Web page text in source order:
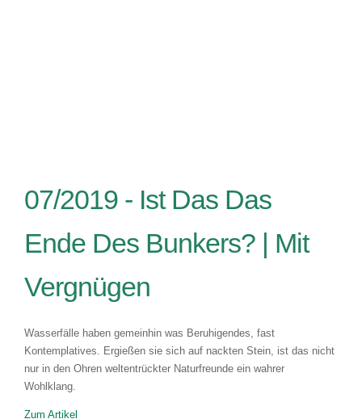
07/2019 - Ist Das Das
Ende Des Bunkers? | Mit
Vergnügen
Wasserfälle haben gemeinhin was Beruhigendes, fast
Kontemplatives. Ergießen sie sich auf nackten Stein, ist das nicht
nur in den Ohren weltentrückter Naturfreunde ein wahrer
Wohlklang.
Zum Artikel